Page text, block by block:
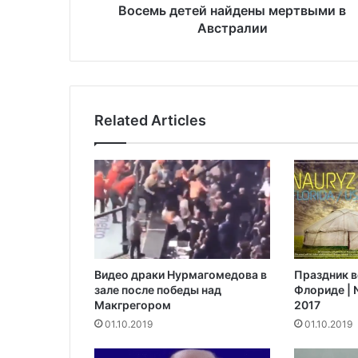
а
н
ы
м
е
р
т
в
и
в
А
в
Восемь детей найдены мертвыми в
Австралии
Related Articles
Видео драки Нурмагомедова в
зале после победы над
Макгрегором‍
01.10.2019
Праздник
Флориде |
2017
01.10.2019